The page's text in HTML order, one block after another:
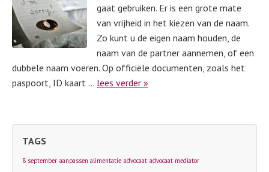
gaat gebruiken. Er is een grote mate
van vrijheid in het kiezen van de naam.
Zo kunt u de eigen naam houden, de
naam van de partner aannemen, of een
dubbele naam voeren. Op officiële documenten, zoals het
paspoort, ID kaart … lees verder »
TAGS
8 september aanpassen alimentatie advocaat advocaat mediator